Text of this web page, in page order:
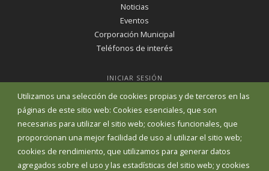
Utilizamos una selección de cookies propias y de terceros en las
páginas de este sitio web: Cookies esenciales, que son
necesarias para utilizar el sitio web; cookies funcionales, que
proporcionan una mejor facilidad de uso al utilizar el sitio web;
cookies de rendimiento, que utilizamos para generar datos
agregados sobre el uso y las estadísticas del sitio web; y cookies
Noticias
Eventos
Corporación Municipal
Teléfonos de interés
INICIAR SESIÓN
MAPA WEB